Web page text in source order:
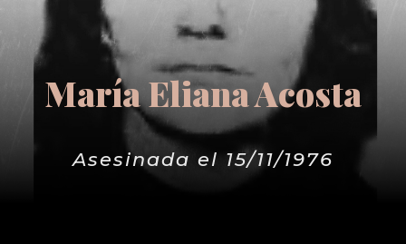
María Eliana Acosta
Asesinada el 15/11/1976